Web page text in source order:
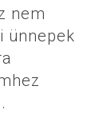
nem
ünnepek